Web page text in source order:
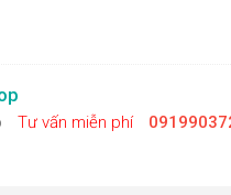
Tư vấn miễn phí